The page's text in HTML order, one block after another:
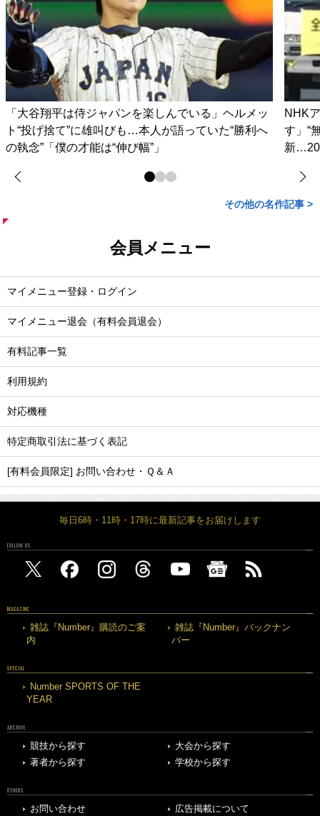
「大谷翔平は侍ジャパンを楽しんでいる」ヘルメッ
ト“投げ捨て”に雄叫びも…本人が語っていた“勝利へ
の執念”「僕の才能は“伸び幅”」
NHK
す」“
新…20
その他の名作記事 >
会員メニュー
マイメニュー登録・ログイン
マイメニュー退会（有料会員退会）
有料記事一覧
利用規約
対応機種
特定商取引法に基づく表記
[有料会員限定] お問い合わせ・Ｑ＆Ａ
毎日6時・11時・17時に最新記事をお届けします
FOLLOW US
MAGAZINE
雑誌『Number』購読のご案
内
雑誌『Number』バックナン
バー
SPECIAL
Number SPORTS OF THE
YEAR
ARCHIVE
競技から探す
大会から探す
著者から探す
学校から探す
OTHERS
お問い合わせ 広告掲載について